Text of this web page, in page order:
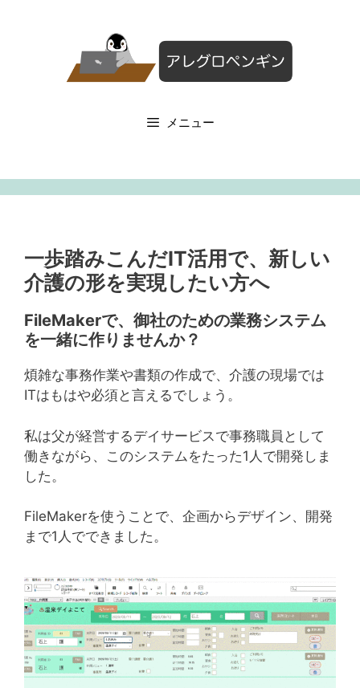
メニュー
一歩踏みこんだIT活用で、新しい
介護の形を実現したい方へ
FileMakerで、御社のための業務システム
を一緒に作りませんか？
煩雑な事務作業や書類の作成で、介護の現場では
ITはもはや必須と言えるでしょう。
私は父が経営するデイサービスで事務職員として
働きながら、このシステムをたった1人で開発しま
した。
FileMakerを使うことで、企画からデザイン、開発
まで1人でできました。